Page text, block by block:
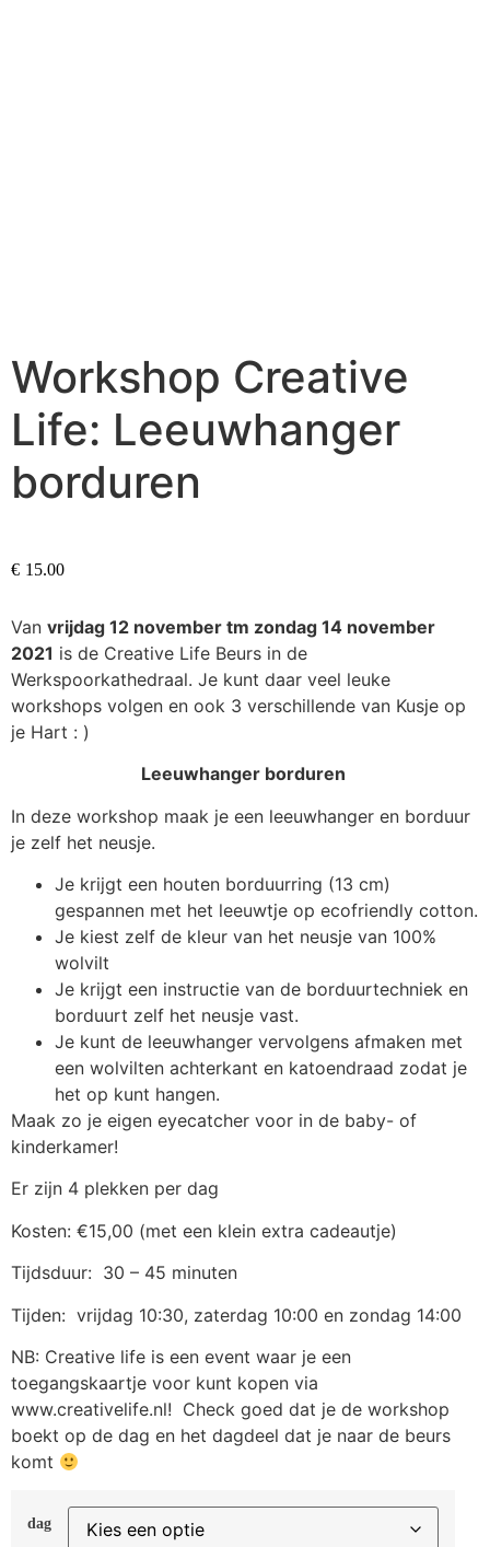
Workshop Creative
Life: Leeuwhanger
borduren
€ 15.00
Van vrijdag 12 november tm zondag 14 november
2021 is de Creative Life Beurs in de
Werkspoorkathedraal. Je kunt daar veel leuke
workshops volgen en ook 3 verschillende van Kusje op
je Hart : )
Leeuwhanger borduren
In deze workshop maak je een leeuwhanger en borduur
je zelf het neusje.
Je krijgt een houten borduurring (13 cm)
gespannen met het leeuwtje op ecofriendly cotton.
Je kiest zelf de kleur van het neusje van 100%
wolvilt
Je krijgt een instructie van de borduurtechniek en
borduurt zelf het neusje vast.
Je kunt de leeuwhanger vervolgens afmaken met
een wolvilten achterkant en katoendraad zodat je
het op kunt hangen.
Maak zo je eigen eyecatcher voor in de baby- of
kinderkamer!
Er zijn 4 plekken per dag
Kosten: €15,00 (met een klein extra cadeautje)
Tijdsduur: 30 – 45 minuten
Tijden: vrijdag 10:30, zaterdag 10:00 en zondag 14:00
NB: Creative life is een event waar je een
toegangskaartje voor kunt kopen via
www.creativelife.nl! Check goed dat je de workshop
boekt op de dag en het dagdeel dat je naar de beurs
komt
dag